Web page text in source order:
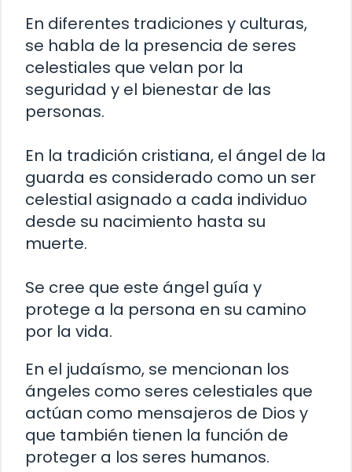
En diferentes tradiciones y culturas,
se habla de la presencia de seres
celestiales que velan por la
seguridad y el bienestar de las
personas.
En la tradición cristiana, el ángel de la
guarda es considerado como un ser
celestial asignado a cada individuo
desde su nacimiento hasta su
muerte.
Se cree que este ángel guía y
protege a la persona en su camino
por la vida.
En el judaísmo, se mencionan los
ángeles como seres celestiales que
actúan como mensajeros de Dios y
que también tienen la función de
proteger a los seres humanos.